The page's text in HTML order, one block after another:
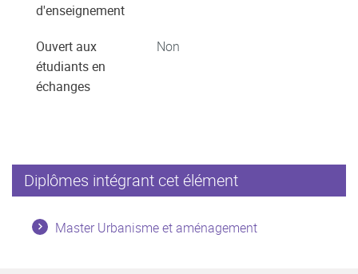
d'enseignement
Ouvert aux
étudiants en
échanges
Non
Diplômes intégrant cet élément
Master Urbanisme et aménagement